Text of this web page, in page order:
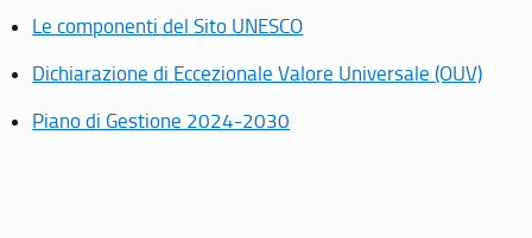
Le componenti del Sito UNESCO
Dichiarazione di Eccezionale Valore Universale (OUV)
Piano di Gestione 2024-2030